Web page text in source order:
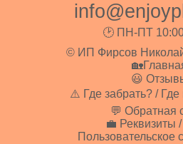
🕑 ПН-ПТ
© ИП Фирсов
😃
⚠️ Где забрать? / Где
💬 Обратная
💼 Реквизиты
Пользовательское